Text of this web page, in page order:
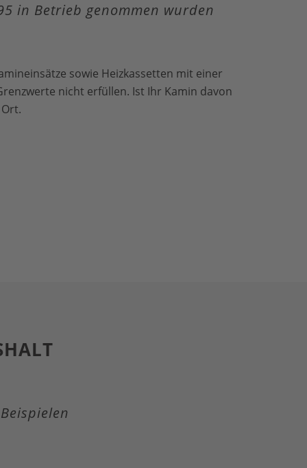
in Betrieb genommen wurden
sowie Heizkassetten mit einer
nicht erfüllen. Ist Ihr Kamin davon